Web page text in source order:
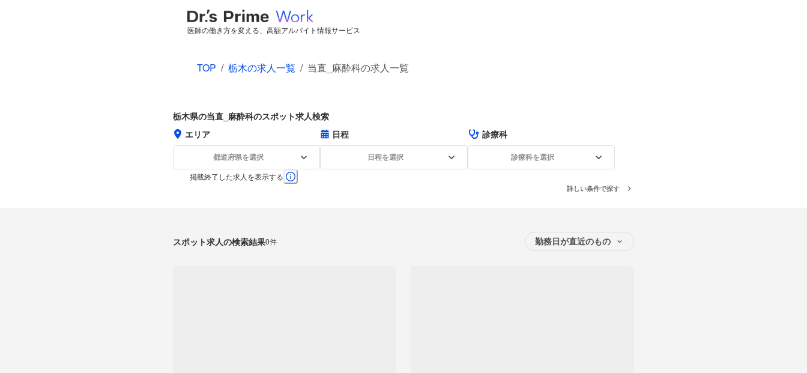
医師の働き方を変える、高額アルバイト情報サービス
TOP / 栃木の求人一覧 / 当直_麻酔科の求人一覧
栃木県の当直_麻酔科のスポット求人検索
エリア
都道府県を選択
日程
日程を選択
診療科
診療科を選択
掲載終了した求人を表示する
詳しい条件で探す
スポット求人の検索結果0件 勤務日が直近のもの